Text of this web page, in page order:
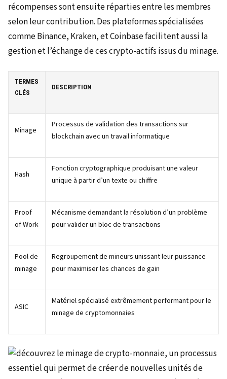
récompenses sont ensuite réparties entre les membres
selon leur contribution. Des plateformes spécialisées
comme Binance, Kraken, et Coinbase facilitent aussi la
gestion et l’échange de ces crypto-actifs issus du minage.
TERMES
CLÉS
DESCRIPTION
Minage
Processus de validation des transactions sur
blockchain avec un travail informatique
Hash
Fonction cryptographique produisant une valeur
unique à partir d’un texte ou chiffre
Proof
of Work
Mécanisme demandant la résolution d’un problème
pour valider un bloc de transactions
Pool de
minage
Regroupement de mineurs unissant leur puissance
pour maximiser les chances de gain
ASIC
Matériel spécialisé extrêmement performant pour le
minage de cryptomonnaies